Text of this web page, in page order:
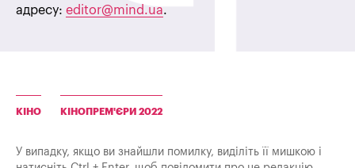
адресу: editor@mind.ua.
КІНО КІНОПРЕМ'ЄРИ 2022
У випадку, якщо ви знайшли помилку, виділіть її мишкою і